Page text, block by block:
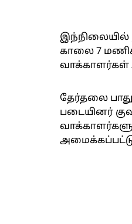
இந்நிலையில்
காலை 7
வாக்காளர்கள்
தேர்தலை
படையினர்